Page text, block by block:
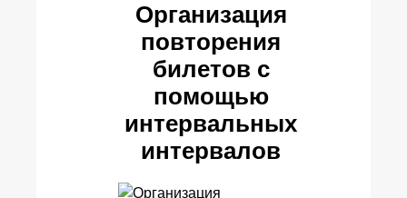
Организация
повторения
билетов с
помощью
интервальных
интервалов